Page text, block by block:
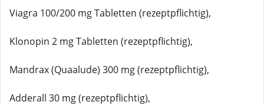
Viagra 100/200 mg Tabletten (rezeptpflichtig),
Klonopin 2 mg Tabletten (rezeptpflichtig),
Mandrax (Quaalude) 300 mg (rezeptpflichtig),
Adderall 30 mg (rezeptpflichtig),